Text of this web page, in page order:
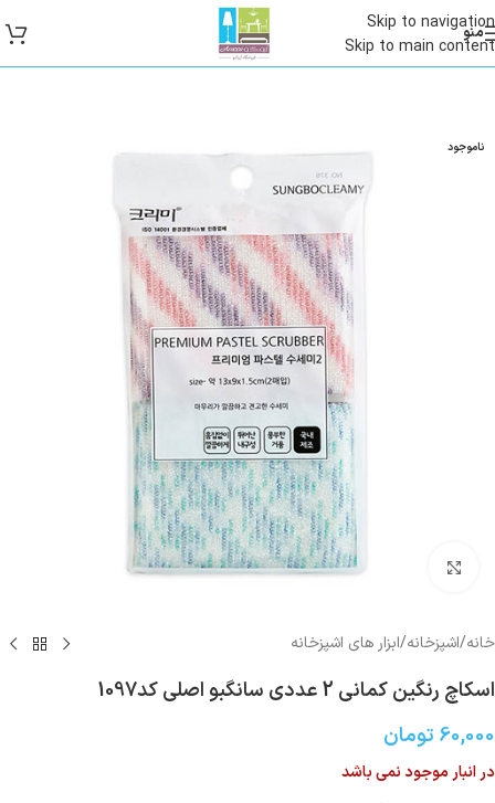
Skip to navigation
Skip to main content
منو
ناموجود
بزرگنمایی تصویر
خانه/اشپزخانه/ابزار های اشپزخانه
اسکاچ رنگین کمانی 2 عددی سانگبو اصلی کد1097
60,000 تومان
در انبار موجود نمی باشد